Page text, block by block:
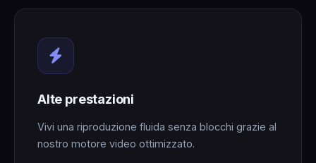
Alte prestazioni
Vivi una riproduzione fluida senza blocchi grazie al
nostro motore video ottimizzato.